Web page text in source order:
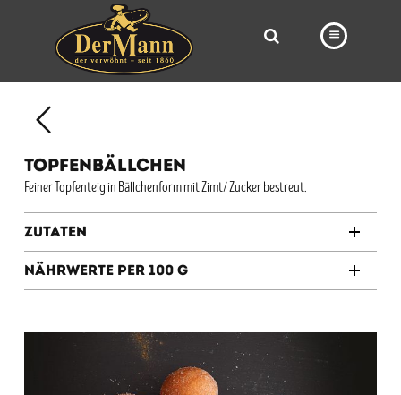
BÄCKEREI
BROTWAY
VORBESTELLUNG
VIDEOS
TOPFENBÄLLCHEN
Feiner Topfenteig in Bällchenform mit Zimt/ Zucker bestreut.
Zutaten
Nährwerte per 100 g